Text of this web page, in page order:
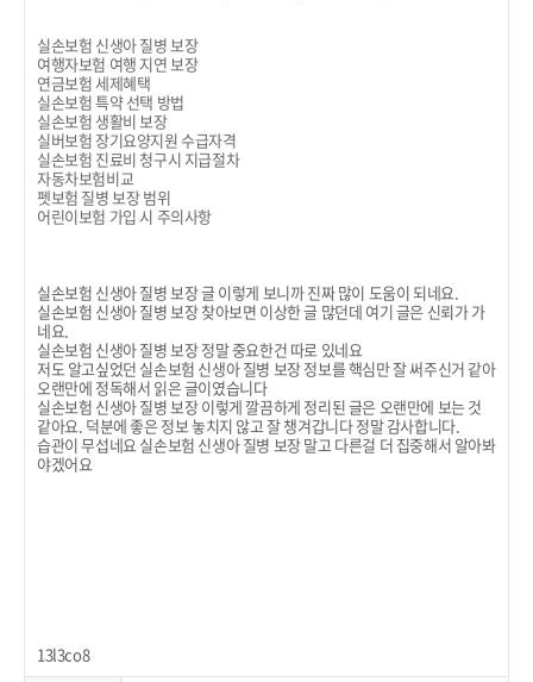
실손보험 신생아 질병 보장
여행자보험 여행 지연 보장
연금보험 세제혜택
실손보험 특약 선택 방법
실손보험 생활비 보장
실버보험 장기요양지원 수급자격
실손보험 진료비 청구시 지급절차
자동차보험비교
펫보험 질병 보장 범위
어린이보험 가입 시 주의사항
실손보험 신생아 질병 보장 글 이렇게 보니까 진짜 많이 도움이 되네요.
실손보험 신생아 질병 보장 찾아보면 이상한 글 많던데 여기 글은 신뢰가 가
네요.
실손보험 신생아 질병 보장 정말 중요한건 따로 있네요
저도 알고싶었던 실손보험 신생아 질병 보장 정보를 핵심만 잘 써주신거 같아
오랜만에 정독해서 읽은 글이였습니다
실손보험 신생아 질병 보장 이렇게 깔끔하게 정리된 글은 오랜만에 보는 것
같아요. 덕분에 좋은 정보 놓치지 않고 잘 챙겨갑니다 정말 감사합니다.
습관이 무섭네요 실손보험 신생아 질병 보장 말고 다른걸 더 집중해서 알아봐
야겠어요
13l3co8